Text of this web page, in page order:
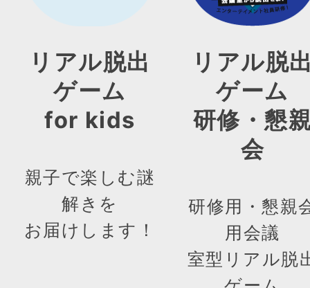
リアル脱出
ゲーム
for kids
親子で楽しむ謎
解きを
お届けします！
リアル脱
ゲーム
研修・懇
会
研修用・懇親
用会議
室型リアル脱